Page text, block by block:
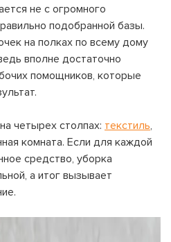
не с огромного
подобранной базы.
на полках по всему дому
вполне достаточно
помощников, которые
четырех столпах: текстиль,
комната. Если для каждой
средство, уборка
а итог вызывает